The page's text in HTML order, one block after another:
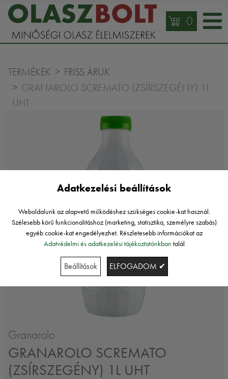
0
TERMÉKEK FRISS ÁRUK
GRANAROLO SCREMATO (ZSÍRSZEGÉNY) 1L
UHT
Granarolo
GRANAROLO SCREMATO
(ZSÍRSZEGÉNY) 1L UHT
Adatkezelési beállítások
Weboldalunk az alapvető működéshez szükséges cookie-kat használ.
Szélesebb körű funkcionalitáshoz (marketing, statisztika, személyre szabás)
egyéb cookie-kat engedélyezhet. Részletesebb információkat az
Adatvédelmi és adatkezelési tájékoztatónkban talál
Beállítások ELFOGADOM ✔